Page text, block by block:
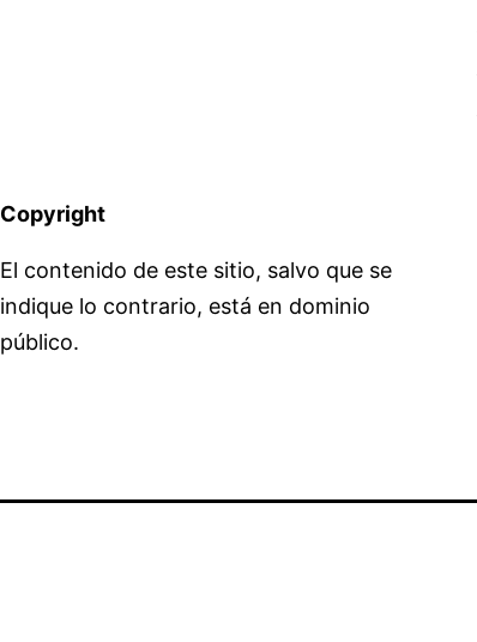
Copyright
El contenido de este sitio, salvo que se
indique lo contrario, está en dominio
público.